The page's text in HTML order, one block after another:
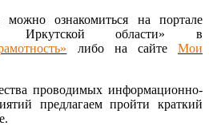
ознакомиться на портале
Иркутской области» в
либо на сайтеМои
проводимых информационно-
предлагаем пройти краткий